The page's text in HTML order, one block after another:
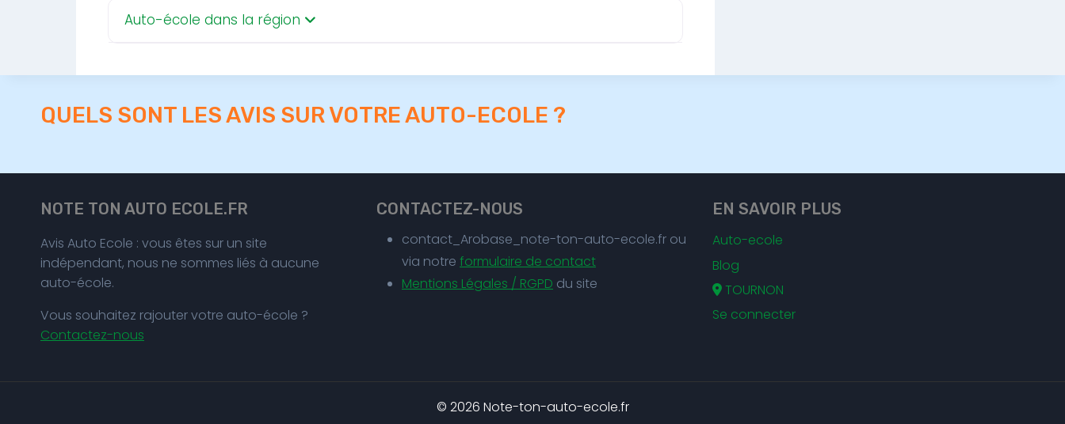
Auto-école dans la région
QUELS SONT LES AVIS SUR VOTRE AUTO-ECOLE ?
NOTE TON AUTO ECOLE.FR
Avis Auto Ecole : vous êtes sur un site
indépendant, nous ne sommes liés à aucune
auto-école.
Vous souhaitez rajouter votre auto-école ?
Contactez-nous
CONTACTEZ-NOUS
contact_Arobase_note-ton-auto-ecole.fr ou
via notre formulaire de contact
Mentions Légales / RGPD du site
EN SAVOIR PLUS
Auto-ecole
Blog
TOURNON
Se connecter
© 2026 Note-ton-auto-ecole.fr